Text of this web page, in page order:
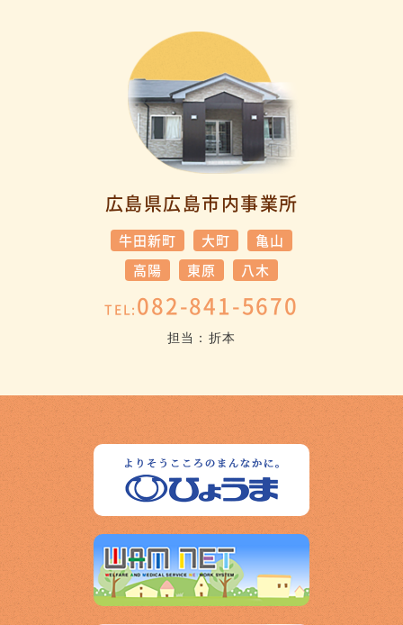
広島県広島市内事業所
牛田新町 大町
亀山
高陽
東原 八木
TEL: 082-841-5670
担当：折本